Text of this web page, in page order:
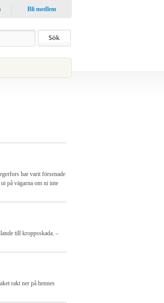
Bli medlem
har varit försenade
på vägarna om ni inte
till kroppsskada. –
rakt ner på hennes